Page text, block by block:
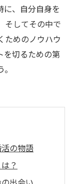
に、自分自身を
そしてその中で
ためのノウハウ
を切るための第
の物語
？